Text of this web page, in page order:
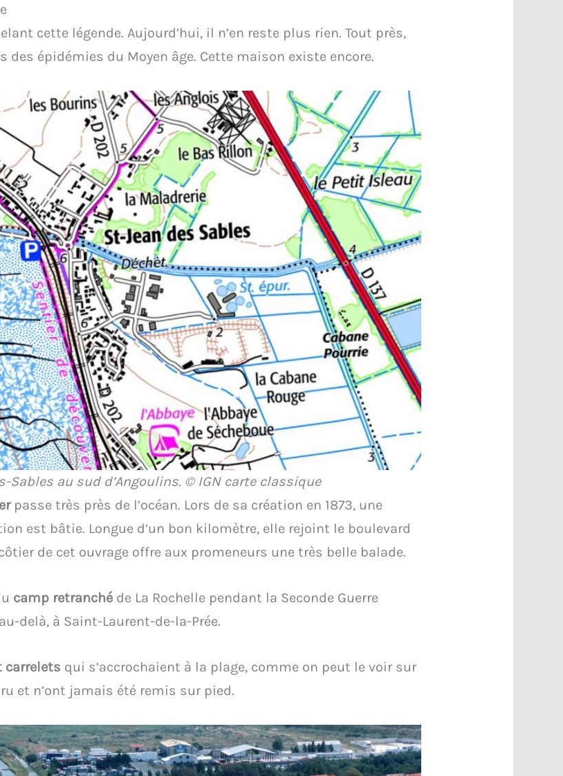
cette légende. Aujourd’hui, il n’en reste plus rien. Tout près,
épidémies du Moyen âge. Cette maison existe encore.
au sud d’Angoulins. © IGN carte classique
passe très près de l’océan. Lors de sa création en 1873, une
est bâtie. Longue d’un bon kilomètre, elle rejoint le boulevard
de cet ouvrage offre aux promeneurs une très belle balade.
camp retranché de La Rochelle pendant la Seconde Guerre
delà, à Saint-Laurent-de-la-Prée.
carrelets qui s’accrochaient à la plage, comme on peut le voir sur
et n’ont jamais été remis sur pied.